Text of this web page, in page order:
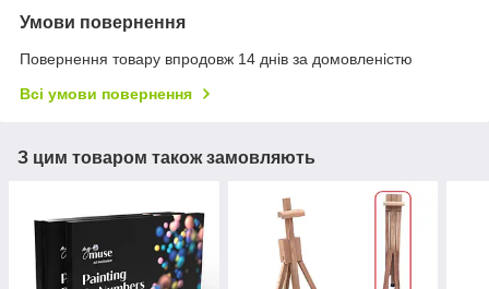
Умови повернення
Повернення товару впродовж 14 днів за домовленістю
Всі умови повернення
З цим товаром також замовляють